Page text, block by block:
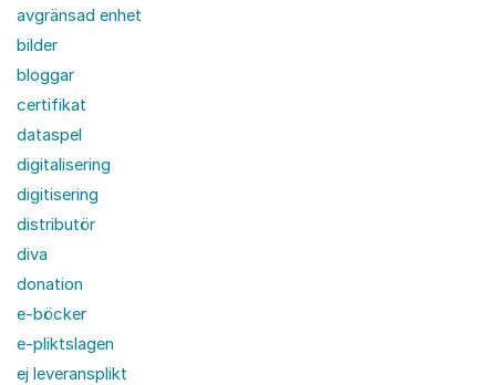
avgränsad enhet
bilder
bloggar
certifikat
dataspel
digitalisering
digitisering
distributör
diva
donation
e-böcker
e-pliktslagen
ej leveransplikt